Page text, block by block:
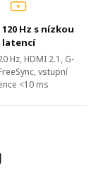
Hz s nízkou
latencí
Hz, HDMI 2.1, G-
vstupní
<10 ms